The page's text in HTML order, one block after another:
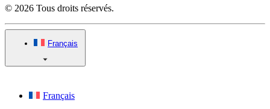
© 2026 Tous droits réservés.
Français
Français